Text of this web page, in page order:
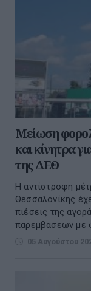
Μείωση
και κίνητρα
της ΔΕΘ
Η αντίστροφη
Θεσσαλονίκης
πιέσεις της
παρεμβάσεων με
05 Αυγούστου